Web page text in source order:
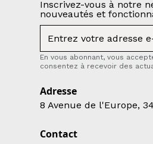
Inscrivez-vous à notre
nouveautés et
En vous abonnant, vous
consentez à recevoir des
Adresse
8 Avenue de l'Europe,
Contact